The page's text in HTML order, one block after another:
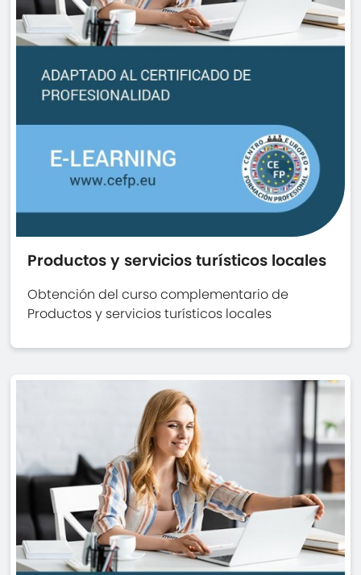
Productos y servicios turísticos locales
Obtención del curso complementario de
Productos y servicios turísticos locales